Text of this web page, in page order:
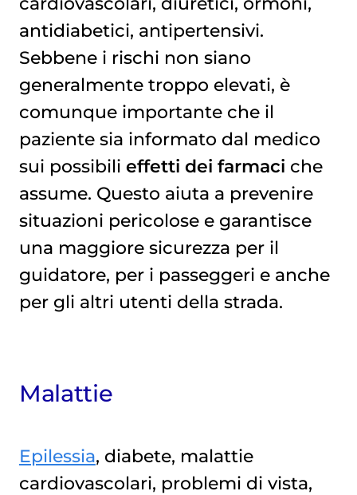
antidiabetici, antipertensivi.
Sebbene i rischi non siano
generalmente troppo elevati, è
comunque importante che il
paziente sia informato dal medico
sui possibili effetti dei farmaci che
assume. Questo aiuta a prevenire
situazioni pericolose e garantisce
una maggiore sicurezza per il
guidatore, per i passeggeri e anche
per gli altri utenti della strada.
Malattie
Epilessia, diabete, malattie
cardiovascolari, problemi di vista,